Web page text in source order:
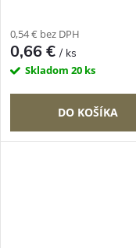
0,54 € bez DPH
0,66 €/ ks
Skladom 20 ks
DO KOŠÍKA